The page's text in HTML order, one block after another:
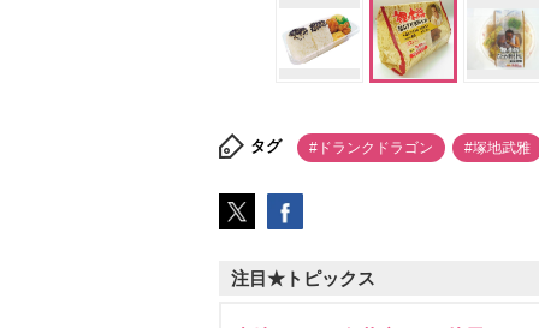
タグ #ドランクドラゴン #塚地武雅
注目★トピックス